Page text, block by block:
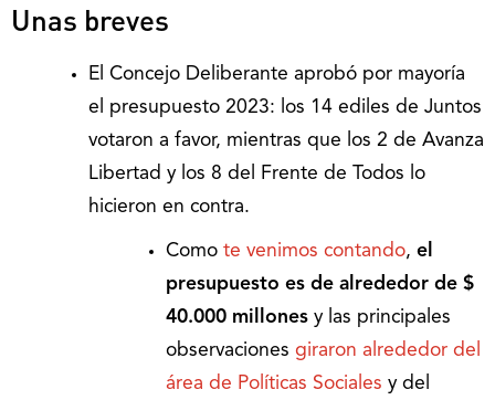
Unas breves
El Concejo Deliberante aprobó por mayoría
el presupuesto 2023: los 14 ediles de Juntos
votaron a favor, mientras que los 2 de Avanza
Libertad y los 8 del Frente de Todos lo
hicieron en contra.
Como te venimos contando, el
presupuesto es de alrededor de $
40.000 millones y las principales
observaciones giraron alrededor del
área de Políticas Sociales y del